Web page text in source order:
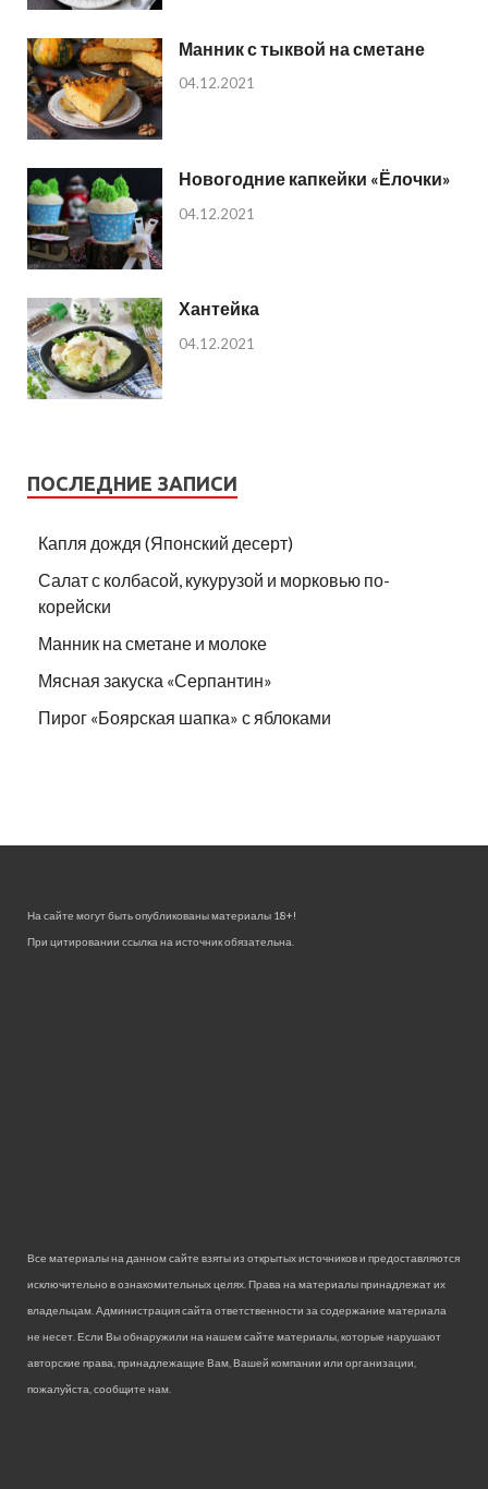
Манник с тыквой на сметане
04.12.2021
Новогодние капкейки «Ёлочки»
04.12.2021
Хантейка
04.12.2021
ПОСЛЕДНИЕ ЗАПИСИ
Капля дождя (Японский десерт)
Салат с колбасой, кукурузой и морковью по-
корейски
Манник на сметане и молоке
Мясная закуска «Серпантин»
Пирог «Боярская шапка» с яблоками
На сайте могут быть опубликованы материалы 18+!
При цитировании ссылка на источник обязательна.
Все материалы на данном сайте взяты из открытых источников и предоставляются
исключительно в ознакомительных целях. Права на материалы принадлежат их
владельцам. Администрация сайта ответственности за содержание материала
не несет. Если Вы обнаружили на нашем сайте материалы, которые нарушают
авторские права, принадлежащие Вам, Вашей компании или организации,
пожалуйста, сообщите нам.